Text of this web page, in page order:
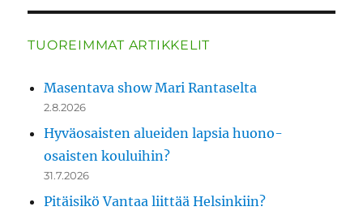
TUOREIMMAT ARTIKKELIT
Masentava show Mari Rantaselta
2.8.2026
Hyväosaisten alueiden lapsia huono-
osaisten kouluihin?
31.7.2026
Pitäisikö Vantaa liittää Helsinkiin?